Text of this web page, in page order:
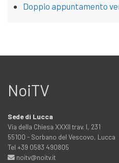
Doppio appuntamento
NoiTV
Sede di Lucca
Via della Chiesa XXXII trav. I, 231
55100 - Sorbano del Vescovo, Lucca
Tel +39 0583 490805
noitv@noitv.it